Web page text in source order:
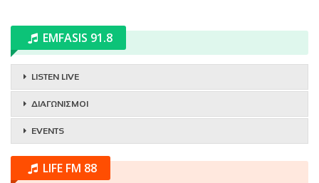
EMFASIS 91.8
LISTEN LIVE
ΔΙΑΓΩΝΙΣΜΟΙ
EVENTS
LIFE FM 88